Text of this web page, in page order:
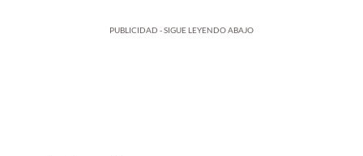
PUBLICIDAD - SIGUE LEYENDO ABAJO